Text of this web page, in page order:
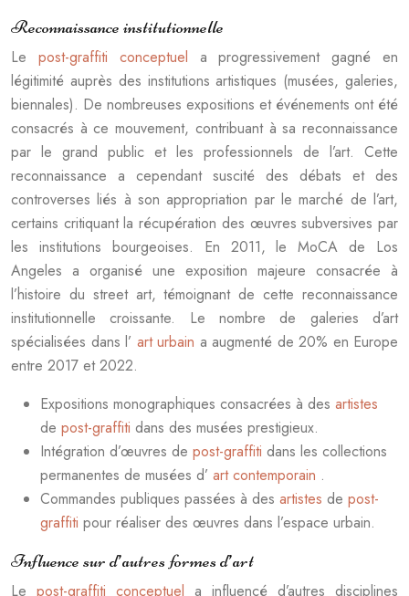
Reconnaissance institutionnelle
Le post-graffiti conceptuel a progressivement gagné en
légitimité auprès des institutions artistiques (musées, galeries,
biennales). De nombreuses expositions et événements ont été
consacrés à ce mouvement, contribuant à sa reconnaissance
par le grand public et les professionnels de l’art. Cette
reconnaissance a cependant suscité des débats et des
controverses liés à son appropriation par le marché de l’art,
certains critiquant la récupération des œuvres subversives par
les institutions bourgeoises. En 2011, le MoCA de Los
Angeles a organisé une exposition majeure consacrée à
l’histoire du street art, témoignant de cette reconnaissance
institutionnelle croissante. Le nombre de galeries d’art
spécialisées dans l’ art urbain a augmenté de 20% en Europe
entre 2017 et 2022.
Expositions monographiques consacrées à des artistes
de post-graffiti dans des musées prestigieux.
Intégration d’œuvres de post-graffiti dans les collections
permanentes de musées d’ art contemporain .
Commandes publiques passées à des artistes de post-
graffiti pour réaliser des œuvres dans l’espace urbain.
Influence sur d’autres formes d’art
Le post-graffiti conceptuel a influencé d’autres disciplines